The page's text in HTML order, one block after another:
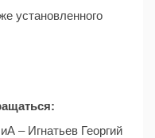
установленного
– Игнатьев Георгий